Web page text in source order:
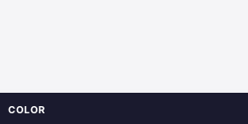
COLOR